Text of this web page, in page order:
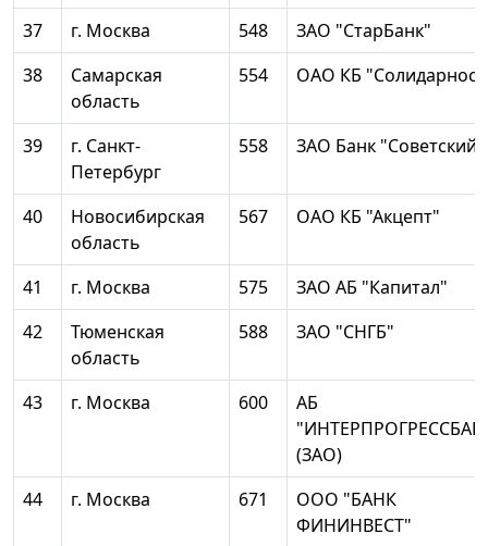
37
г. Москва 548
ЗАО "СтарБанк"
38
Самарская
область
554 ОАО КБ
39
г. Санкт-
Петербург
558 ЗАО Банк "Советский"
40
Новосибирская
область
567 ОАО КБ "Акцепт"
41 г. Москва 575
ЗАО АБ "Капитал"
42
Тюменская
область
588 ЗАО "СНГБ"
43 г. Москва 600
АБ
(ЗАО)
44
г. Москва 671
ООО "БАНК
ФИНИНВЕСТ"